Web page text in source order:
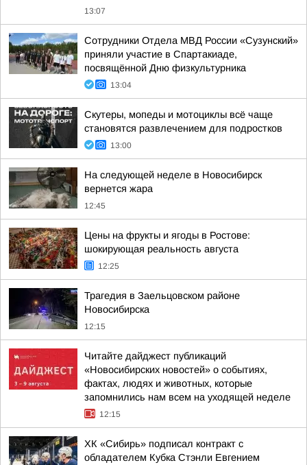
13:07
Сотрудники Отдела МВД России «Сузунский»
приняли участие в Спартакиаде,
посвящённой Дню физкультурника
13:04
Скутеры, мопеды и мотоциклы всё чаще
становятся развлечением для подростков
13:00
На следующей неделе в Новосибирск
вернется жара
12:45
Цены на фрукты и ягоды в Ростове:
шокирующая реальность августа
12:25
Трагедия в Заельцовском районе
Новосибирска
12:15
Читайте дайджест публикаций
«Новосибирских новостей» о событиях,
фактах, людях и животных, которые
запомнились нам всем на уходящей неделе
12:15
ХК «Сибирь» подписал контракт с
обладателем Кубка Стэнли Евгением